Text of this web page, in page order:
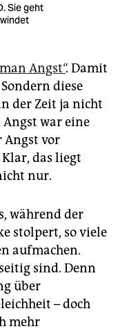
Sie geht
Angst“. Damit
diese
der Zeit ja nicht
Angst war eine
Angst vor
das liegt
nur.
während der
stolpert, so viele
aufmachen.
sind. Denn
über
– doch
mehr